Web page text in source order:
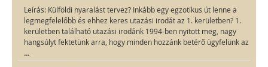
Leírás: Külföldi nyaralást tervez? Inkább egy egzotikus út lenne a
legmegfelelőbb és ehhez keres utazási irodát az 1. kerületben? 1.
kerületben található utazási irodánk 1994-ben nyitott meg, nagy
hangsúlyt fektetünk arra, hogy minden hozzánk betérő ügyfelünk az
...